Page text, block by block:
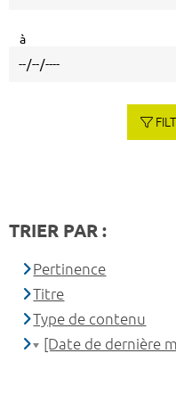
à
TRIER PAR :
Pertinence
Titre
Type de contenu
[Date de dernière